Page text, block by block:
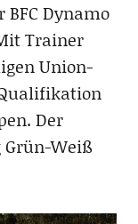
Dynamo
Trainer
Union-
Der
Grün-Weiß